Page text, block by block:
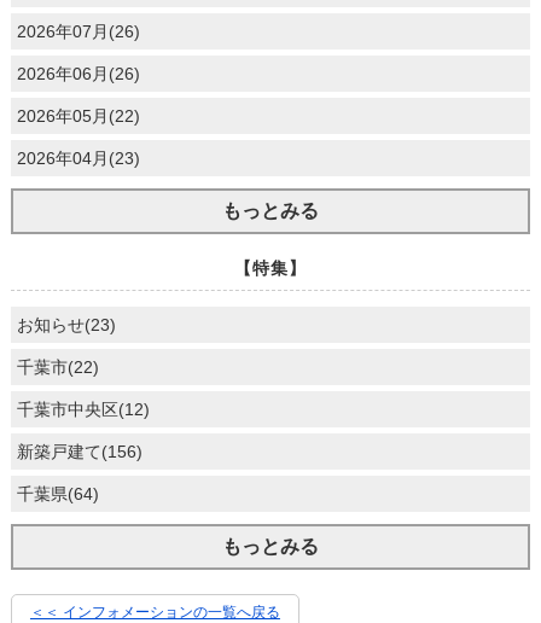
2026年07月(26)
2026年06月(26)
2026年05月(22)
2026年04月(23)
もっとみる
【特集】
お知らせ(23)
千葉市(22)
千葉市中央区(12)
新築戸建て(156)
千葉県(64)
もっとみる
＜＜ インフォメーションの一覧へ戻る